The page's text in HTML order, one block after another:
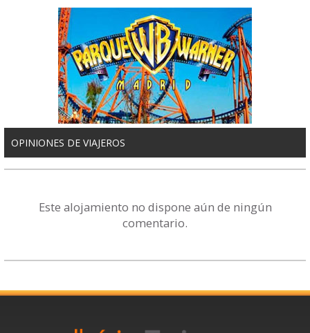
OPINIONES DE VIAJEROS
Este alojamiento no dispone aún de ningún
comentario.